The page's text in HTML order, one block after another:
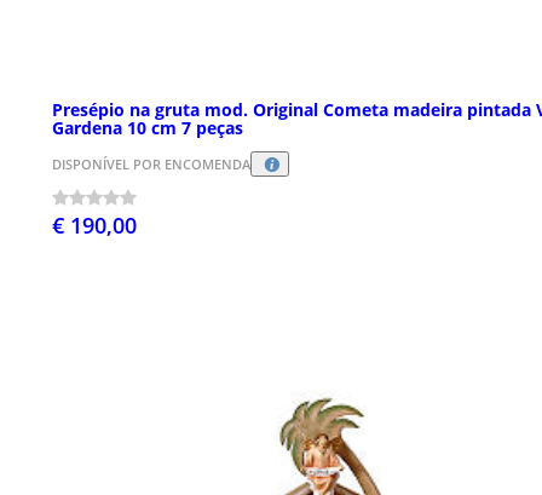
Presépio na gruta mod. Original Cometa madeira pintada
Gardena 10 cm 7 peças
DISPONÍVEL POR ENCOMENDA
€ 190,00